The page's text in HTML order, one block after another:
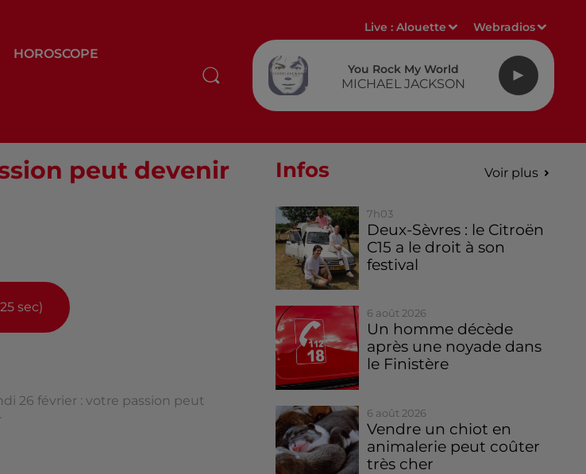
HOROSCOPE
Live :Alouette Webradios
You Rock My World
MICHAEL JACKSON
peut devenir
sec)
26 février : votre passion peut
Infos Voir plus
7h03
Deux-Sèvres : le Citroën
C15 a le droit à son
festival
6 août 2026
Un homme décède
après une noyade dans
le Finistère
6 août 2026
Vendre un chiot en
animalerie peut coûter
très cher